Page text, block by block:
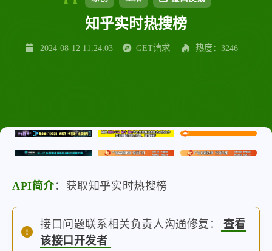
知乎实时热搜榜
2024-08-12 11:24:03 GET请求 热度：3246
API简介：获取知乎实时热搜榜
接口问题联系相关负责人沟通修复：
查看
该接口开发者